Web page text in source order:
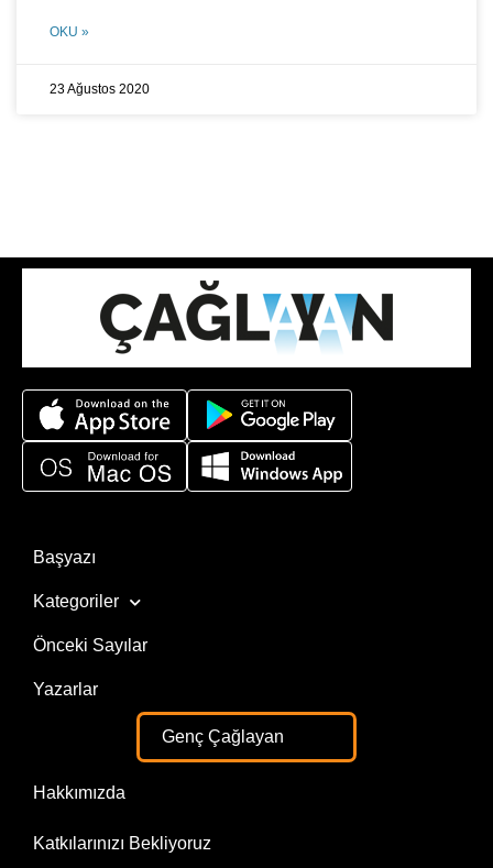
OKU »
23 Ağustos 2020
Başyazı
Kategoriler
Önceki Sayılar
Yazarlar
Genç Çağlayan
Hakkımızda
Katkılarınızı Bekliyoruz